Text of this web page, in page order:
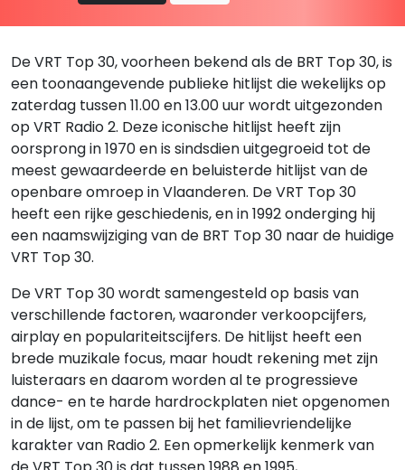
De VRT Top 30, voorheen bekend als de BRT Top 30, is
een toonaangevende publieke hitlijst die wekelijks op
zaterdag tussen 11.00 en 13.00 uur wordt uitgezonden
op VRT Radio 2. Deze iconische hitlijst heeft zijn
oorsprong in 1970 en is sindsdien uitgegroeid tot de
meest gewaardeerde en beluisterde hitlijst van de
openbare omroep in Vlaanderen. De VRT Top 30
heeft een rijke geschiedenis, en in 1992 onderging hij
een naamswijziging van de BRT Top 30 naar de huidige
VRT Top 30.
De VRT Top 30 wordt samengesteld op basis van
verschillende factoren, waaronder verkoopcijfers,
airplay en populariteitscijfers. De hitlijst heeft een
brede muzikale focus, maar houdt rekening met zijn
luisteraars en daarom worden al te progressieve
dance- en te harde hardrockplaten niet opgenomen
in de lijst, om te passen bij het familievriendelijke
karakter van Radio 2. Een opmerkelijk kenmerk van